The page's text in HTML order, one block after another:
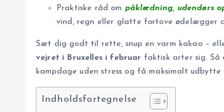
Praktiske råd om påklædning, udendørs
vind, regn eller glatte fortove ødelægger
Sæt dig godt til rette, snup en varm kakao –
vejret i Bruxelles i februar faktisk arter sig.
kampdage uden stress og få maksimalt
Indholdsfortegnelse